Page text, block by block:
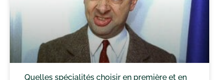
Quelles spécialités choisir en première et en